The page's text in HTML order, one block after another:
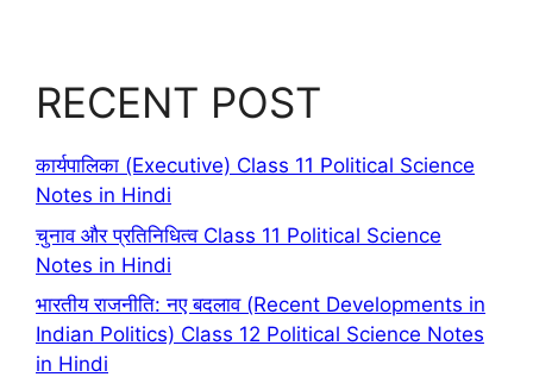
RECENT POST
कार्यपालिका (Executive) Class 11 Political Science
Notes in Hindi
चुनाव और प्रतिनिधित्व Class 11 Political Science
Notes in Hindi
भारतीय राजनीति: नए बदलाव (Recent Developments in
Indian Politics) Class 12 Political Science Notes
in Hindi